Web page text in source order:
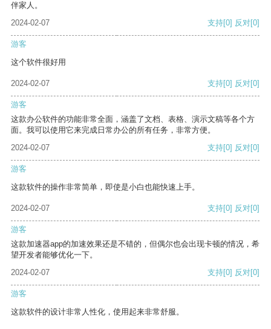
伴家人。
2024-02-07
支持[0] 反对[0]
游客
这个软件很好用
2024-02-07 支持[0] 反对[0]
游客
这款办公软件的功能非常全面，涵盖了文档、表格、演示文稿等各个方
面。我可以使用它来完成日常办公的所有任务，非常方便。
2024-02-07
支持[0] 反对[0]
游客
这款软件的操作非常简单，即使是小白也能快速上手。
2024-02-07 支持[0] 反对[0]
游客
这款加速器app的加速效果还是不错的，但偶尔也会出现卡顿的情况，希
望开发者能够优化一下。
2024-02-07
支持[0] 反对[0]
游客
这款软件的设计非常人性化，使用起来非常舒服。